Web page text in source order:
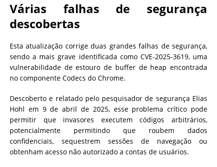
Várias falhas de segurança
descobertas
Esta atualização corrige duas grandes falhas de segurança,
sendo a mais grave identificada como CVE-2025-3619, uma
vulnerabilidade de estouro de buffer de heap encontrada
no componente Codecs do Chrome.
Descoberto e relatado pelo pesquisador de segurança Elias
Hohl em 9 de abril de 2025, esse problema crítico pode
permitir que invasores executem códigos arbitrários,
potencialmente permitindo que roubem dados
confidenciais, sequestrem sessões de navegação ou
obtenham acesso não autorizado a contas de usuários.